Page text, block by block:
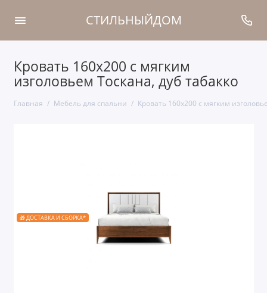
СТИЛЬНЫЙДОМ
Кровать 160x200 с мягким
изголовьем Тоскана, дуб табакко
Главная Мебель для спальни Кровать 160x200 с мягким
🎁 ДОСТАВКА И СБОРКА*